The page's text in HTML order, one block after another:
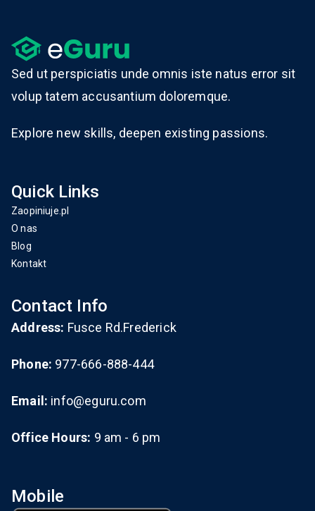
Sed ut perspiciatis unde omnis iste natus error sit
volup tatem accusantium doloremque.
Explore new skills, deepen existing passions.
Quick Links
Zaopiniuje.pl
O nas
Blog
Kontakt
Contact Info
Address: Fusce Rd.Frederick
Phone: 977-666-888-444
Email: info@eguru.com
Office Hours: 9 am - 6 pm
Mobile